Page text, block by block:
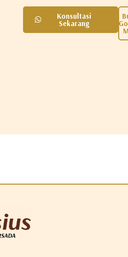
Konsultasi
Sekarang